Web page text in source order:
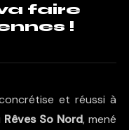
faire
!
et réussi à
Rêves So Nord, mené